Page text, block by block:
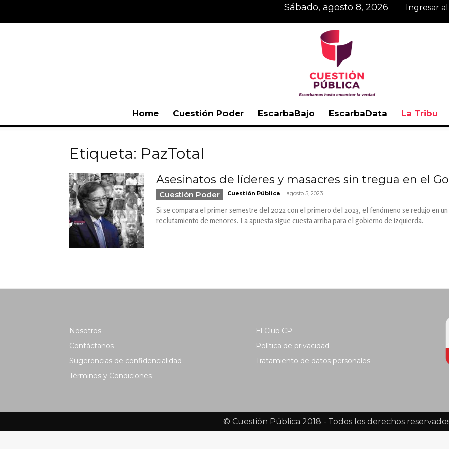
sábado, agosto 8, 2026 Ingresar
Home Cuestión Poder EscarbaBajo EscarbaData La Tribu
Etiqueta: PazTotal
Asesinatos de líderes y masacres sin tregua en el
Cuestión Poder Cuestión Pública - agosto 5, 2023
Si se compara el primer semestre del 2022 con el primero del 2023, el fenómeno se redujo en
reclutamiento de menores. La apuesta sigue cuesta arriba para el gobierno de izquierda.
Nosotros
Contáctanos
Sugerencias de confidencialidad
Términos y Condiciones
El Club CP
Política de privacidad
Tratamiento de datos personales
© Cuestión Pública 2018 - Todos los derechos